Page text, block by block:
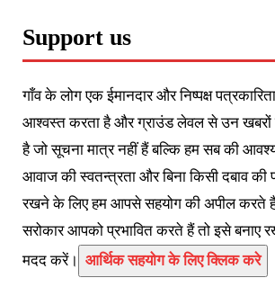
Support us
गाँव के लोग एक ईमानदार और निष्पक्ष
आश्वस्त करता है और ग्राउंड लेवल से उन खबरों
है जो सूचना मात्र नहीं हैं बल्कि हम सब की
आवाज की स्वतन्त्रता और बिना किसी दबाव की
रखने के लिए हम आपसे सहयोग की अपील करते
सरोकार आपको प्रभावित करते हैं तो इसे बनाए
मदद करें। आर्थिक सहयोग के लिए क्लिक करे